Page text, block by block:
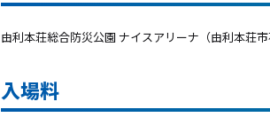
由利本荘総合防災公園 ナイスアリーナ（由利本荘市
入場料